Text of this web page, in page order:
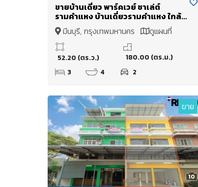
ขายบ้านเดี่ยว พาร์คเวย์ ชาเล่ต์
รามคำแหง บ้านเดี่ยวรามคำแหง ใกล้
รถไฟฟ้าสายสีส้ม-สีชมพู
มีนบุรี, กรุงเทพมหานคร ดูแผนที่
52.20 (ตร.ว.)
180.00 (ตร.ม.)
3
4 2
10
ขาย